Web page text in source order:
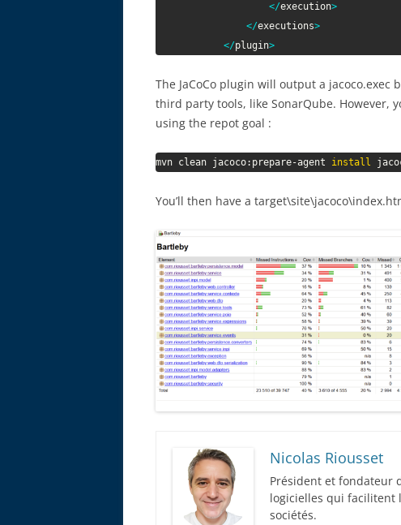
</execution>
</executions>
</plugin>
The JaCoCo plugin will output a
third party tools, like SonarQube. However,
using the repot goal :
mvn clean jacoco:prepare-agent install
You’ll then have a
Nicolas Riousset
Président et fondateur
logicielles qui facilitent
sociétés.